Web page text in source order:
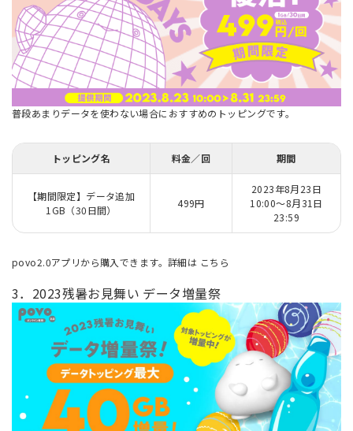
普段あまりデータを使わない場合におすすめのトッピングです。
トッピング名 料金／回 期間
【期間限定】データ追加
1GB（30日間）
499円
2023年8月23日
10:00～8月31日
23:59
povo2.0アプリから購入できます。詳細は こちら
3．2023残暑お見舞い データ増量祭